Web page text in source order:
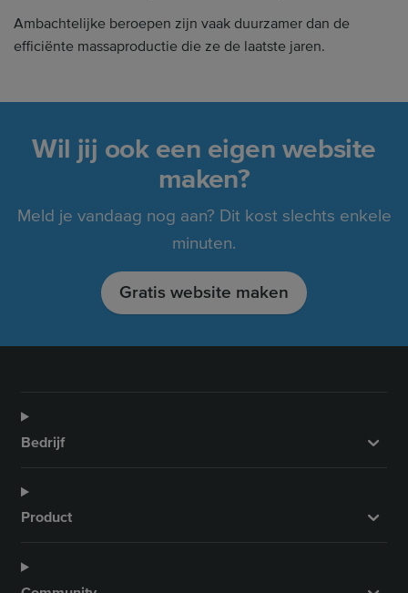
Ambachtelijke beroepen zijn vaak duurzamer dan de
efficiënte massaproductie die ze de laatste jaren.
Wil jij ook een eigen website
maken?
Meld je vandaag nog aan? Dit kost slechts enkele
minuten.
Gratis website maken
Bedrijf
Product